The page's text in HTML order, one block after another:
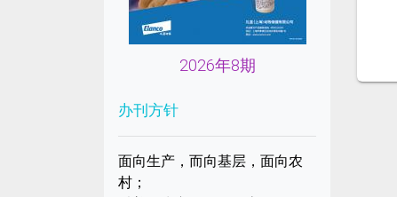
2026年8期
办刊方针
面向生产，而向基层，面向农
村；